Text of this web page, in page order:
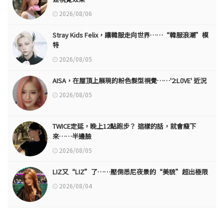
2026/08/06
Stray Kids Felix，讓韓服走向世界……“韓服浪潮”模
特
2026/08/05
AISA，在屋頂上展現的粉色髮型視覺……'2:L0VE' 近況
2026/08/05
TWICE定延，晚上12點跑步？ 這樣的話，就會瘦下
來……半邊臉
2026/08/05
LIZ又“LIZ”了……壓倒悉尼夜景的“美貌”超出極限
2026/08/04